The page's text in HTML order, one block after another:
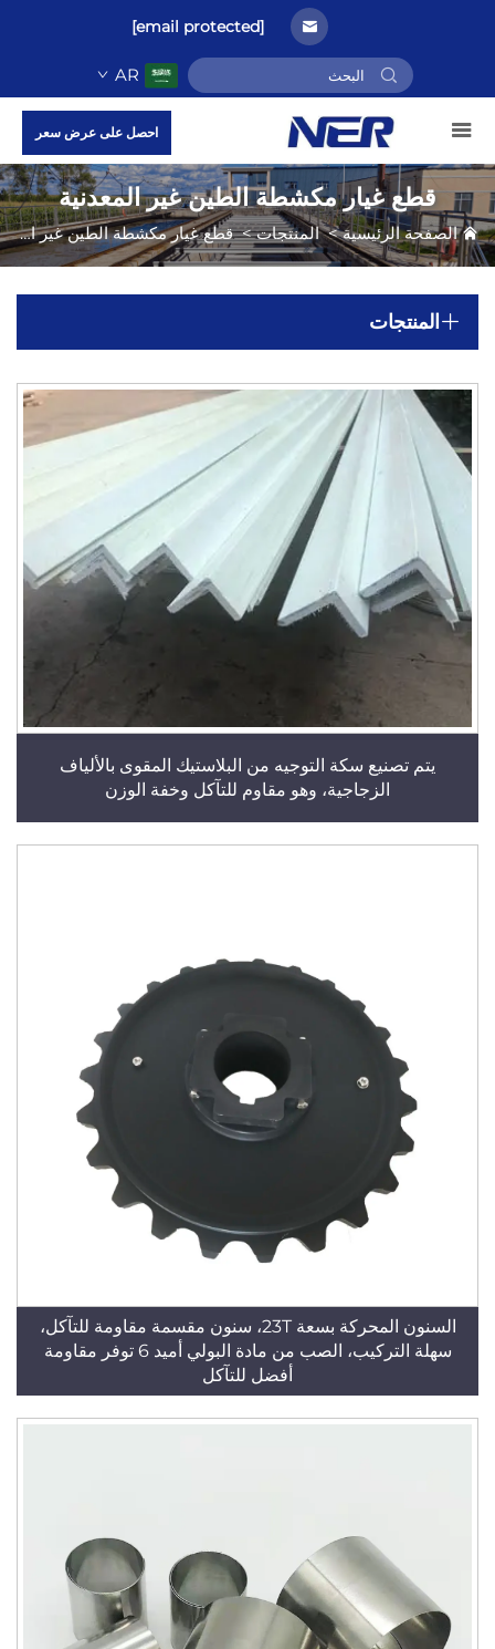
[email protected]
AR
احصل على عرض سعر
قطع غيار مكشطة الطين غير المعدنية
الصفحة الرئيسية>المنتجات>قطع غيار مكشطة الطين غير المعدنية
المنتجات
يتم تصنيع سكة التوجيه من البلاستيك المقوى بالألياف
الزجاجية، وهو مقاوم للتآكل وخفة الوزن
السنون المحركة بسعة 23T، سنون مقسمة مقاومة للتآكل،
سهلة التركيب، الصب من مادة البولي أميد 6 توفر مقاومة
أفضل للتآكل